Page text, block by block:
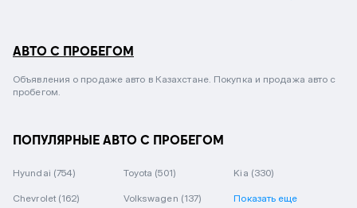
АВТО С ПРОБЕГОМ
Объявления о продаже авто в Казахстане. Покупка и продажа авто с
пробегом.
ПОПУЛЯРНЫЕ АВТО С ПРОБЕГОМ
Hyundai (754) Toyota (501) Kia (330)
Chevrolet (162) Volkswagen (137) Показать еще